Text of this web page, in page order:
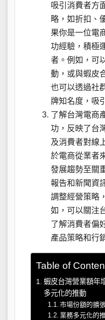
吸引消費者方
略，如折扣、
果你是一位電
功經驗，積極
者。例如，可
動，或與蝦皮
也可以透過社
牌知名度，吸
了解台灣電商
功，反映了台
及消費者對線
於電商從業者
發展趨勢至關
報告和新聞資
調整經營策略
如，可以關注
了解消費者偏
產品策略和行
Table of
蝦皮台灣營業額年
多元化的推動
市場份額的擴張
業務多元化的